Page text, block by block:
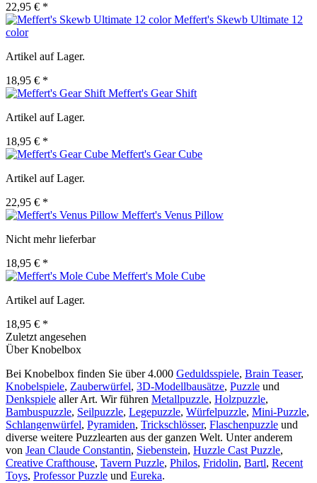
22,95 € *
Meffert's Skewb Ultimate 12
color
Artikel auf Lager.
18,95 € *
Meffert's Gear Shift
Artikel auf Lager.
18,95 € *
Meffert's Gear Cube
Artikel auf Lager.
22,95 € *
Meffert's Venus Pillow
Nicht mehr lieferbar
18,95 € *
Meffert's Mole Cube
Artikel auf Lager.
18,95 € *
Zuletzt angesehen
Über Knobelbox
Bei Knobelbox finden Sie über 4.000 Geduldsspiele, Brain Teaser,
Knobelspiele, Zauberwürfel, 3D-Modellbausätze, Puzzle und
Denkspiele aller Art. Wir führen Metallpuzzle, Holzpuzzle,
Bambuspuzzle, Seilpuzzle, Legepuzzle, Würfelpuzzle, Mini-Puzzle,
Schlangenwürfel, Pyramiden, Trickschlösser, Flaschenpuzzle und
diverse weitere Puzzlearten aus der ganzen Welt. Unter anderem
von Jean Claude Constantin, Siebenstein, Huzzle Cast Puzzle,
Creative Crafthouse, Tavern Puzzle, Philos, Fridolin, Bartl, Recent
Toys, Professor Puzzle und Eureka.